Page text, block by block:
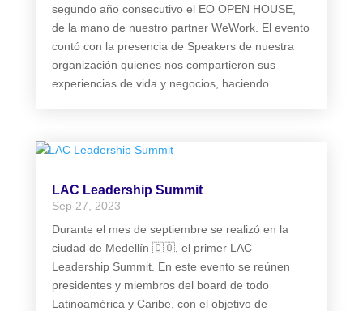
segundo año consecutivo el EO OPEN HOUSE,
de la mano de nuestro partner WeWork. El evento
contó con la presencia de Speakers de nuestra
organización quienes nos compartieron sus
experiencias de vida y negocios, haciendo...
LAC Leadership Summit
Sep 27, 2023
Durante el mes de septiembre se realizó en la
ciudad de Medellín 🇨🇴, el primer LAC
Leadership Summit. En este evento se reúnen
presidentes y miembros del board de todo
Latinoamérica y Caribe, con el objetivo de